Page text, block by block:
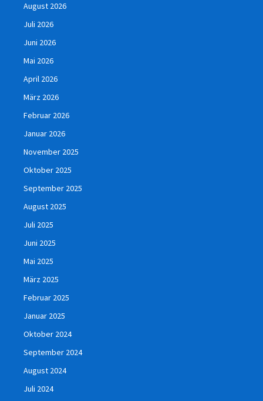
August 2026
Juli 2026
Juni 2026
Mai 2026
April 2026
März 2026
Februar 2026
Januar 2026
November 2025
Oktober 2025
September 2025
August 2025
Juli 2025
Juni 2025
Mai 2025
März 2025
Februar 2025
Januar 2025
Oktober 2024
September 2024
August 2024
Juli 2024